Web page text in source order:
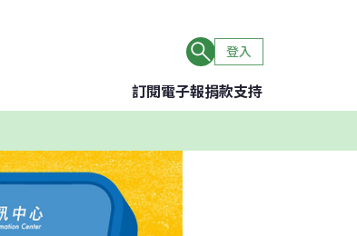
登入
訂閱電子報捐款支持